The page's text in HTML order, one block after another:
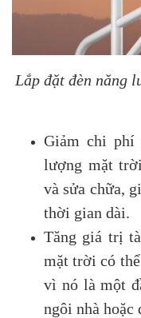
Lắp đặt đèn năng
Giảm chi phí
lượng mặt
và sửa chữa,
thời gian dài.
Tăng giá trị
mặt trời có
vì nó là một
ngôi nhà hoặc